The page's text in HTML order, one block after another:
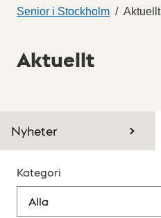
Senior i Stockholm Aktuellt
Aktuellt
Nyheter
Kategori